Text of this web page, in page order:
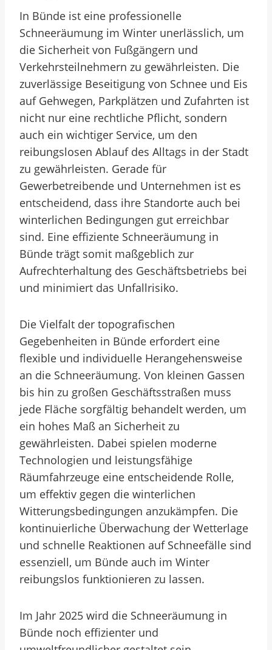
In Bünde ist eine professionelle
Schneeräumung im Winter unerlässlich, um
die Sicherheit von Fußgängern und
Verkehrsteilnehmern zu gewährleisten. Die
zuverlässige Beseitigung von Schnee und Eis
auf Gehwegen, Parkplätzen und Zufahrten ist
nicht nur eine rechtliche Pflicht, sondern
auch ein wichtiger Service, um den
reibungslosen Ablauf des Alltags in der Stadt
zu gewährleisten. Gerade für
Gewerbetreibende und Unternehmen ist es
entscheidend, dass ihre Standorte auch bei
winterlichen Bedingungen gut erreichbar
sind. Eine effiziente Schneeräumung in
Bünde trägt somit maßgeblich zur
Aufrechterhaltung des Geschäftsbetriebs bei
und minimiert das Unfallrisiko.
Die Vielfalt der topografischen
Gegebenheiten in Bünde erfordert eine
flexible und individuelle Herangehensweise
an die Schneeräumung. Von kleinen Gassen
bis hin zu großen Geschäftsstraßen muss
jede Fläche sorgfältig behandelt werden, um
ein hohes Maß an Sicherheit zu
gewährleisten. Dabei spielen moderne
Technologien und leistungsfähige
Räumfahrzeuge eine entscheidende Rolle,
um effektiv gegen die winterlichen
Witterungsbedingungen anzukämpfen. Die
kontinuierliche Überwachung der Wetterlage
und schnelle Reaktionen auf Schneefälle sind
essenziell, um Bünde auch im Winter
reibungslos funktionieren zu lassen.
Im Jahr 2025 wird die Schneeräumung in
Bünde noch effizienter und